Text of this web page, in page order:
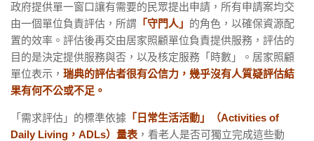
政府提供單一窗口讓有需要的民眾提出申請，所有申請案均交
由一個單位負責評估，所謂 「守門人」 的角色，以確保資源配
置的效率。評估後再交由居家照顧單位負責提供服務，評估的
目的是決定提供服務與否，以及核定服務「時數」。居家照顧
單位表示， 瑞典的評估者很有公信力，幾乎沒有人質疑評估結
果有何不公或不足。
「需求評估」的標準依據 「日常生活活動」（Activities of
Daily Living，ADLs）量表 ，看老人是否可獨立完成這些動